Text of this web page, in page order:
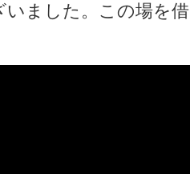
いました。この場を